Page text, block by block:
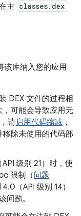
主 classes.dex
该库纳入您的应用
DEX 文件的过程相
，可能会导致应用无
请启用代码缩减 ，
除未使用的代码部
级别 21）时，使
限制（问题
（API 级别 14）
问题。